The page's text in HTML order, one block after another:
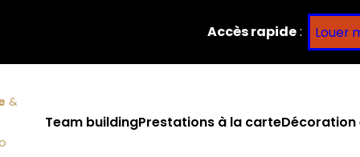
Accès rapide: Louer
&
Team buildingPrestations à la carteDécoration